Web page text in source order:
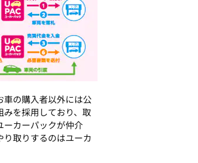
車の購入者以外には公
を採用しており、取
ーカーパックが仲介
り取りするのはユーカ